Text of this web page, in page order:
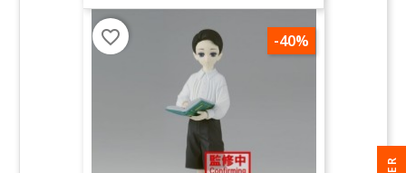
-40%
favorite_border